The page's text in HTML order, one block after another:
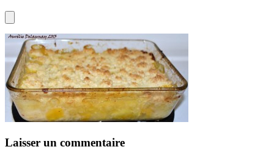
Laisser un commentaire